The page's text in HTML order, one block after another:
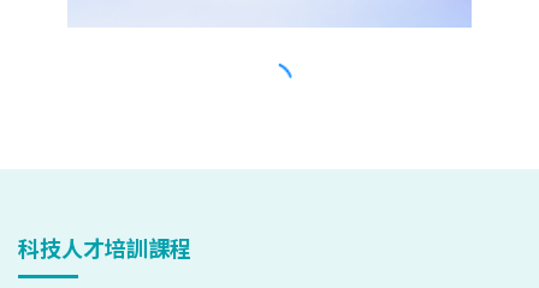
科技人才培訓課程